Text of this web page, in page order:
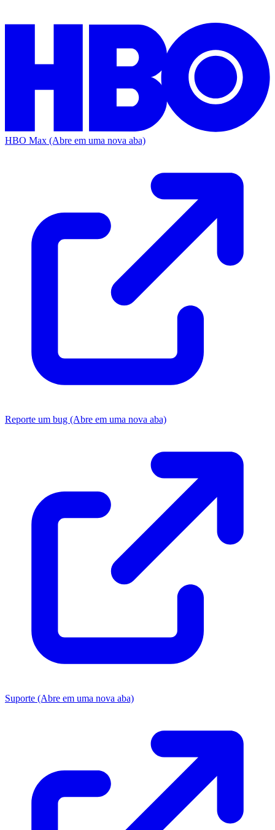
HBO Max (Abre em uma nova aba)
Reporte um bug (Abre em uma nova aba)
Suporte (Abre em uma nova aba)